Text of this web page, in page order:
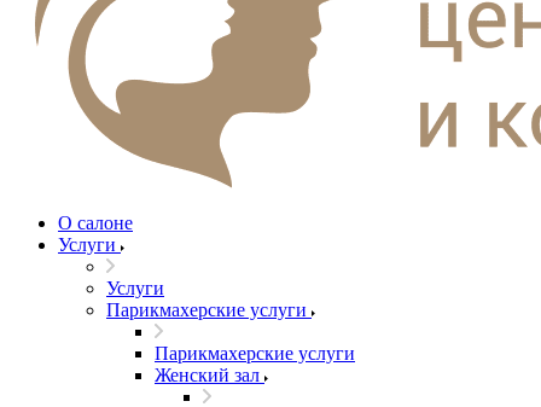
О салоне
Услуги
Услуги
Парикмахерские услуги
Парикмахерские услуги
Женский зал